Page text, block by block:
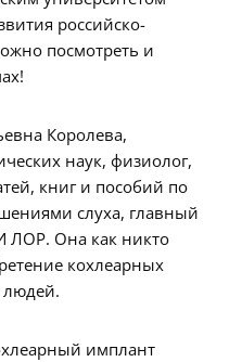
российско-
посмотреть и
Королева,
наук, физиолог,
книг и пособий по
слуха, главный
ЛОР. Она как никто
кохлеарных
имплант